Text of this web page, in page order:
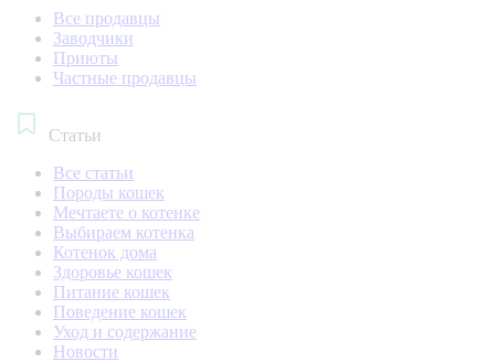
Все продавцы
Заводчики
Приюты
Частные продавцы
Статьи
Все статьи
Породы кошек
Мечтаете о котенке
Выбираем котенка
Котенок дома
Здоровье кошек
Питание кошек
Поведение кошек
Уход и содержание
Новости